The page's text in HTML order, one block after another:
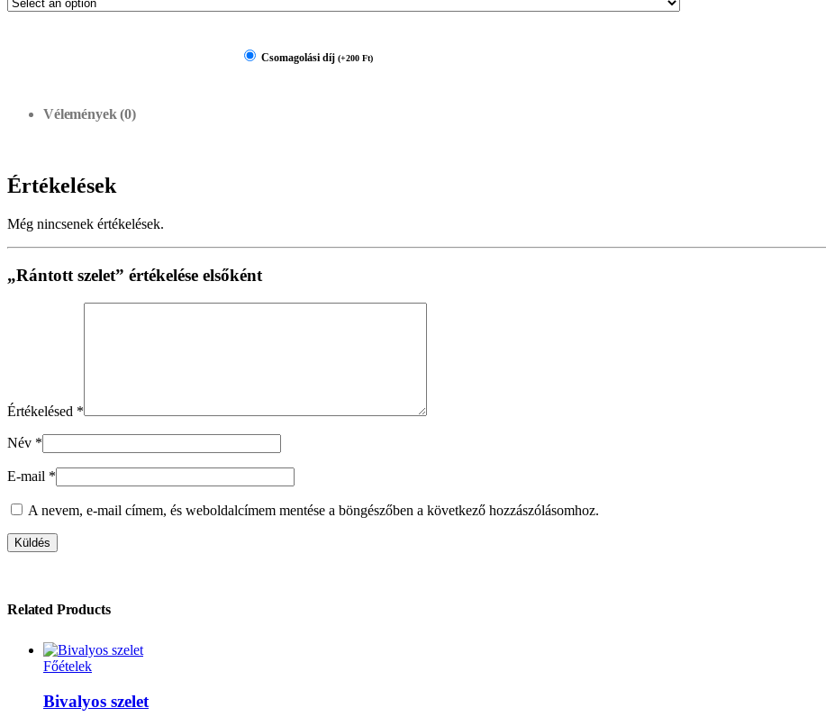
Csomagolási díj (+200 Ft)
Vélemények (0)
Értékelések
Még nincsenek értékelések.
„Rántott szelet” értékelése elsőként
Értékelésed *
Név *
E-mail *
A nevem, e-mail címem, és weboldalcímem mentése a böngészőben a következő hozzászólásomhoz.
Related Products
Főételek
Bivalyos szelet